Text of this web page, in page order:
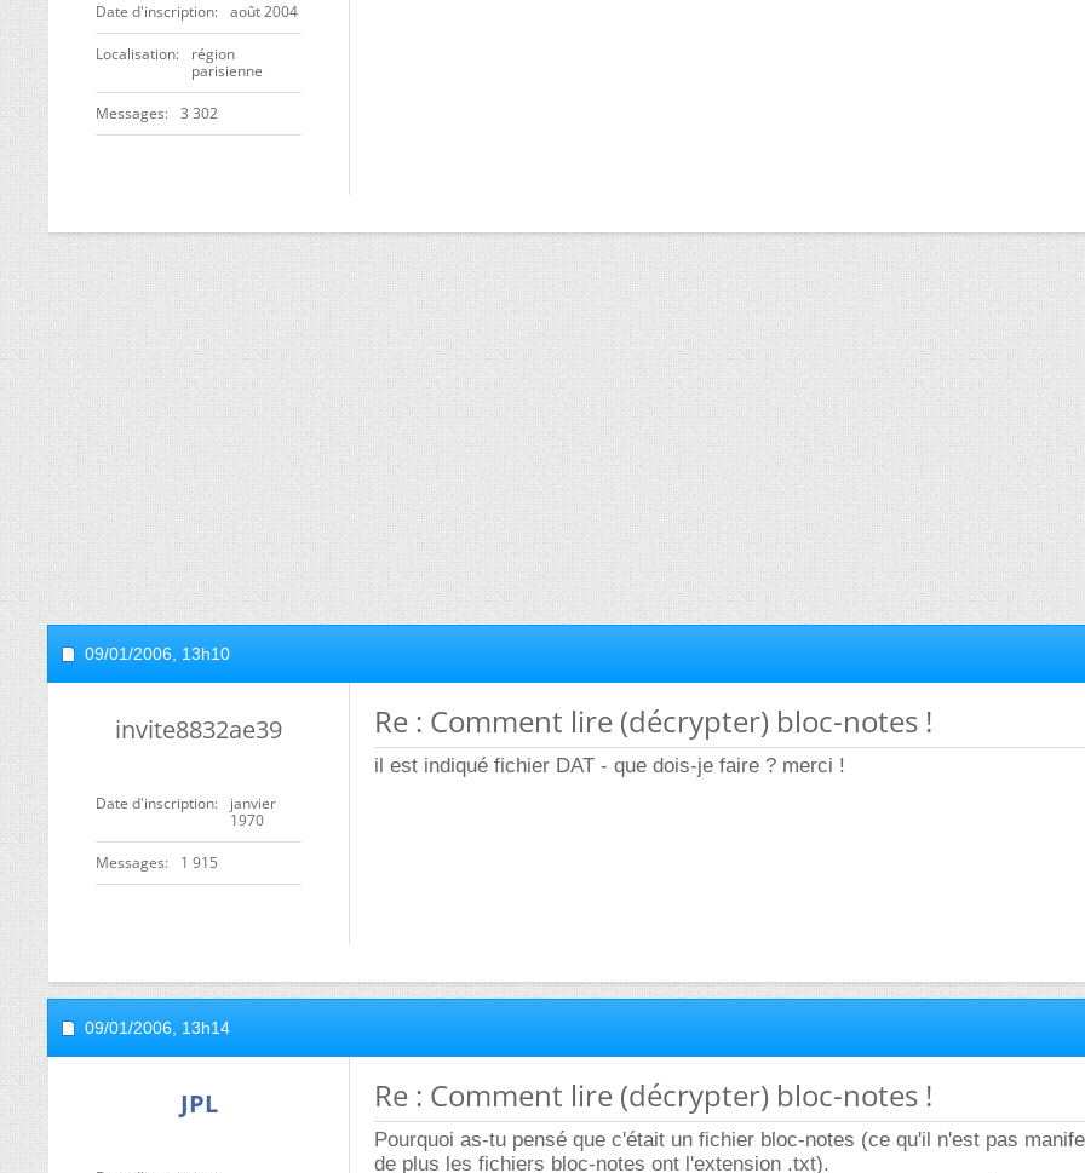
Date d'inscription août 2004
Localisation
région
parisienne
Messages 3 302
09/01/2006, 13h10
invite8832ae39
Date d'inscription
janvier
1970
Messages 1 915
Re : Comment lire (décrypter) bloc-notes !
il est indiqué fichier DAT - que dois-je faire ? merci !
09/01/2006, 13h14
JPL Re : Comment lire (décrypter) bloc-notes !
Pourquoi as-tu pensé que c'était un fichier bloc-notes (ce qu'il n'est pas
de plus les fichiers bloc-notes ont l'extension .txt).